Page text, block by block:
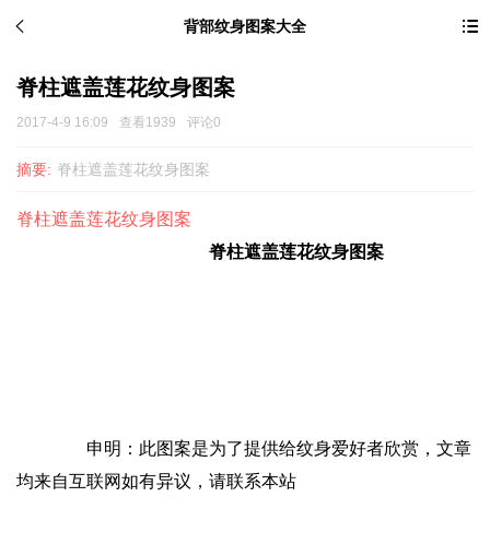
背部纹身图案大全
脊柱遮盖莲花纹身图案
2017-4-9 16:09 查看1939 评论0
摘要: 脊柱遮盖莲花纹身图案
脊柱遮盖莲花纹身图案
脊柱遮盖莲花纹身图案
申明：此图案是为了提供给纹身爱好者欣赏，文章
均来自互联网如有异议，请联系本站